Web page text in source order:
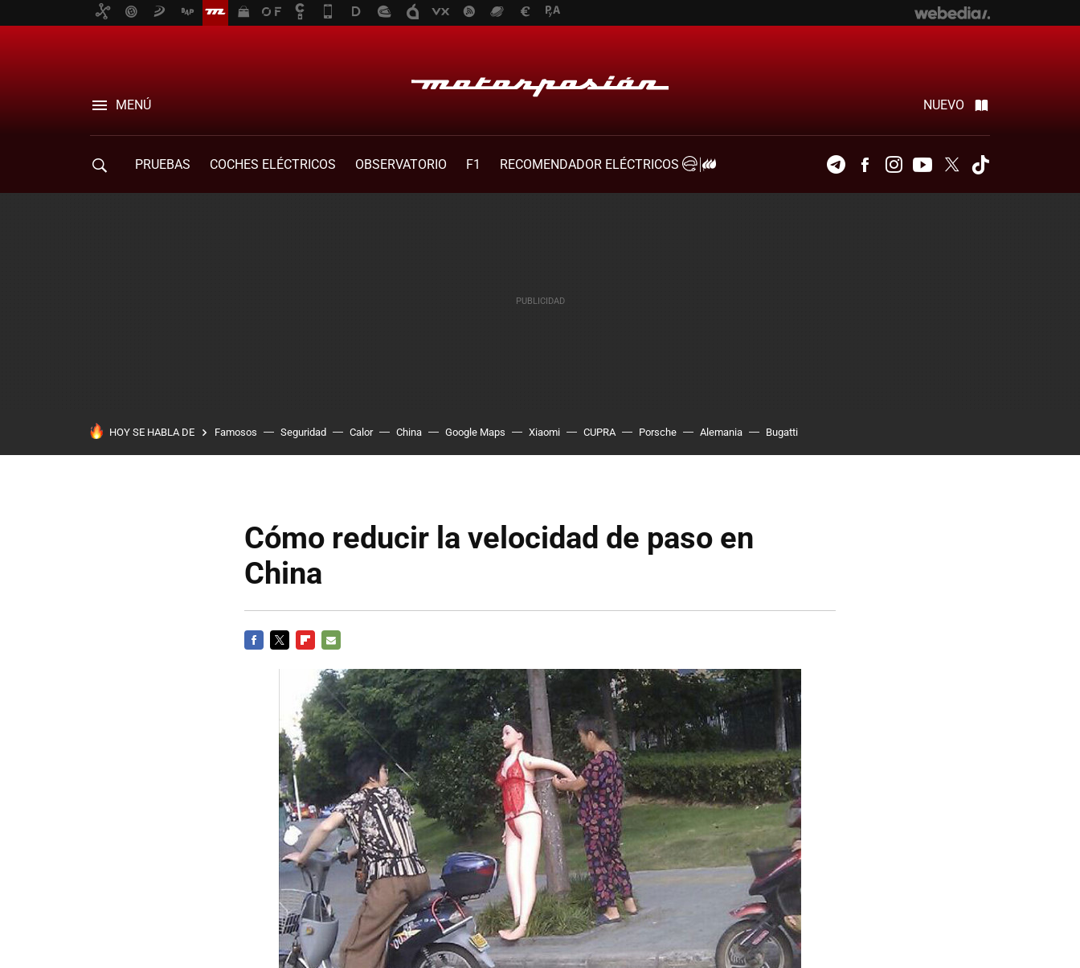
MENÚ NUEVO
PRUEBAS COCHES ELÉCTRICOS OBSERVATORIO F1
RECOMENDADOR ELÉCTRICOS
TelegramFacebookInstagramYoutubeTwitter
HOY SE HABLA DE Famosos Seguridad Calor China Google Maps Xiaomi CUPRA Porsche Alemania Bugatti
Cómo reducir la velocidad de paso en
China
MAIL